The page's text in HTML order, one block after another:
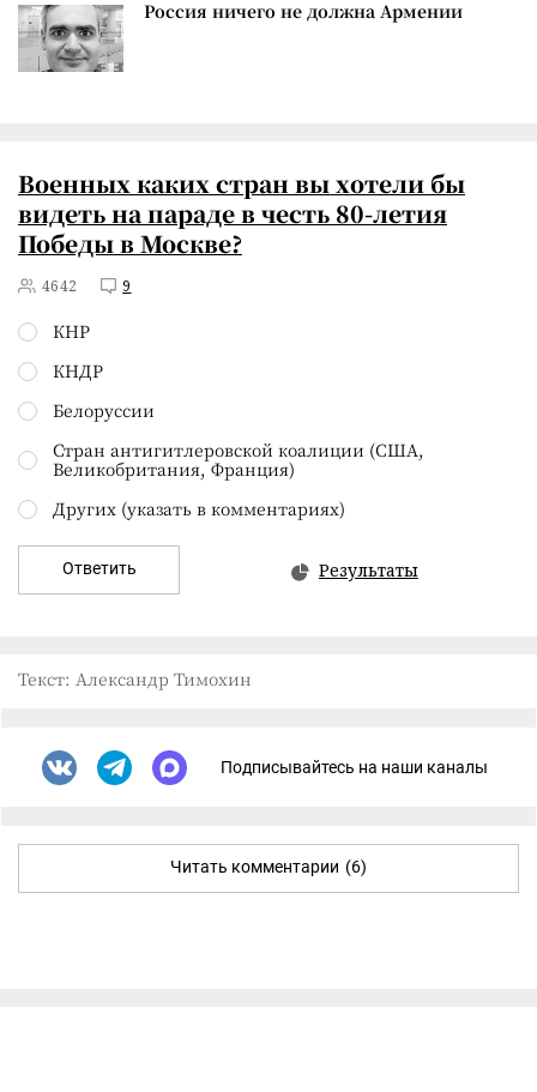
Россия ничего не должна Армении
Военных каких стран вы хотели бы
видеть на параде в честь 80-летия
Победы в Москве?
4642 9
КНР
КНДР
Белоруссии
Стран антигитлеровской коалиции (США,
Великобритания, Франция)
Других (указать в комментариях)
Ответить Результаты
Текст: Александр Тимохин
Подписывайтесь на наши каналы
Читать комментарии (6)